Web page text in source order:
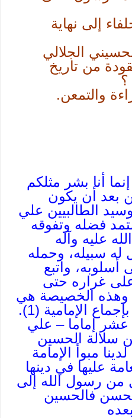
إلى نهاية
الجلالي
سنة مفقودة من تاريخ
؟
والتمعن.
أنا بشر مثلكم
بعد أن يكون
الطالبيين علي
فضله وتفوقه
عليه وآله
له سبيله، وحمله
واتبع
غراره حتى
وهذه الخصيصة هي
أفضل خصائص علي، بإجماع الإمامية (1).
عشر إماما – علي
سلالة الحسين
مبوأ الإمامة
عليها في دينها
من رسول الله إلى
فالحسين